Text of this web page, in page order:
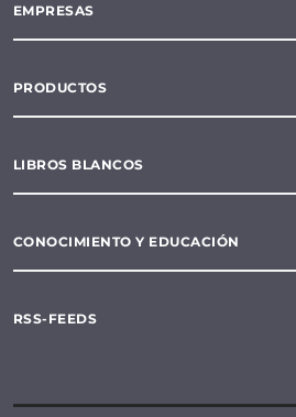
EMPRESAS
PRODUCTOS
LIBROS BLANCOS
CONOCIMIENTO Y EDUCACIÓN
RSS-FEEDS